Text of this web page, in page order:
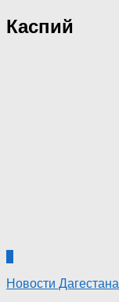
Каспий
Новости Дагестана